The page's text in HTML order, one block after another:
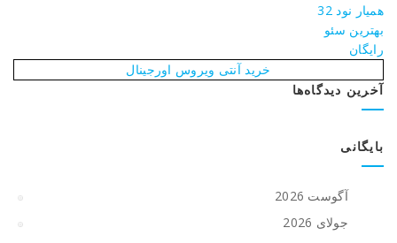
همیار نود 32
بهترین سئو
رایگان
خرید آنتی ویروس اورجینال
آخرین دیدگاه‌ها
بایگانی
آگوست 2026
جولای 2026